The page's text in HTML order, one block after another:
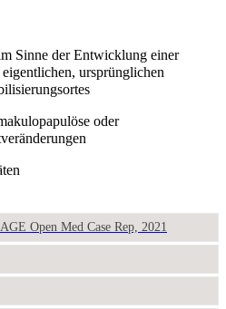
Sinne der Entwicklung einer
ursprünglichen
oder
Open Med Case Rep, 2021